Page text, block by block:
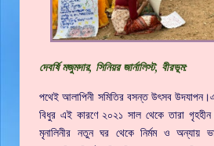
দেবর্ষি মজুমদার, সিনিয়র জার্নালিস্ট, বীরভূম:
পথেই আলাপিনী সমিতির বসন্ত উৎসব
বিধুর এই কারণে ২০২১ সাল থেকে তারা
মৃনালিনীর নতুন ঘর থেকে নির্মম ও অন্যায়